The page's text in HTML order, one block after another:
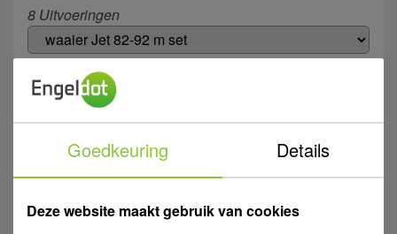
8 Uitvoeringen
Art. Nr.
Op voorraad Op voorraad Op bestelling
Goedkeuring Details
Deze website maakt gebruik van cookies